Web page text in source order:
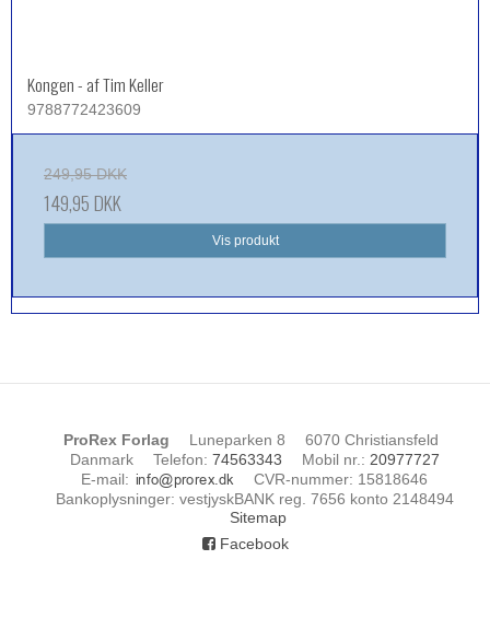
Kongen - af Tim Keller
9788772423609
249,95 DKK
149,95 DKK
Vis produkt
ProRex Forlag Luneparken 8
6070 Christiansfeld
Danmark
Telefon: 74563343 Mobil nr. : 20977727
E-mail: CVR-nummer: 15818646
Bankoplysninger: vestjyskBANK reg. 7656 konto 2148494
Sitemap
Facebook